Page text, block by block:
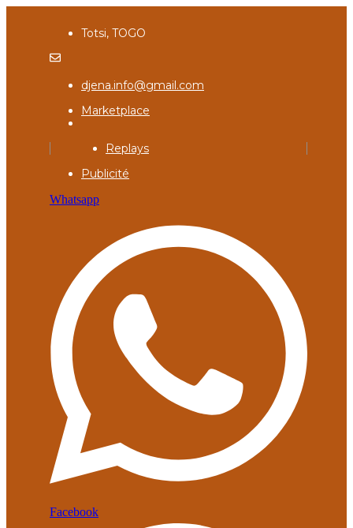
Totsi, TOGO
djena.info@gmail.com
Marketplace
Replays
Publicité
Whatsapp
Facebook